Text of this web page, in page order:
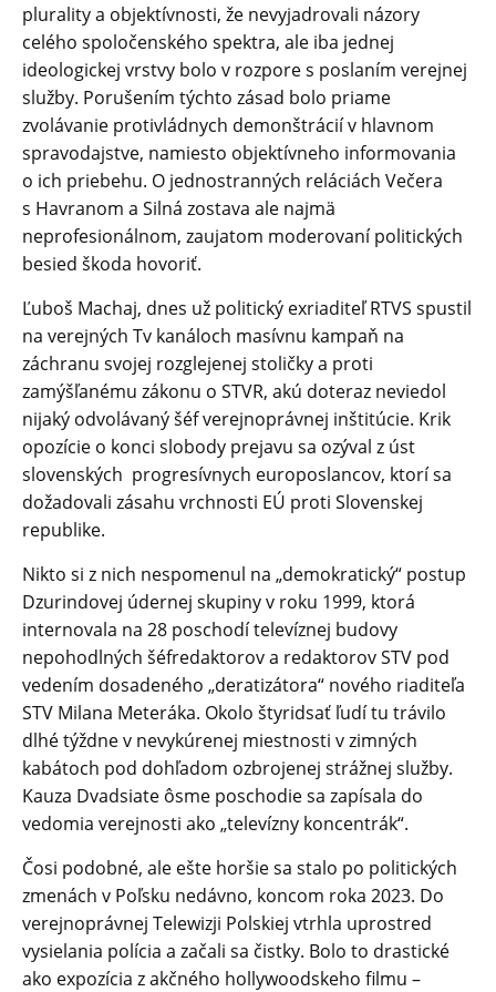
plurality a objektívnosti, že nevyjadrovali názory
celého spoločenského spektra, ale iba jednej
ideologickej vrstvy bolo v rozpore s poslaním verejnej
služby. Porušením týchto zásad bolo priame
zvolávanie protivládnych demonštrácií v hlavnom
spravodajstve, namiesto objektívneho informovania
o ich priebehu. O jednostranných reláciách Večera
s Havranom a Silná zostava ale najmä
neprofesionálnom, zaujatom moderovaní politických
besied škoda hovoriť.
Ľuboš Machaj, dnes už politický exriaditeľ RTVS spustil
na verejných Tv kanáloch masívnu kampaň na
záchranu svojej rozglejenej stoličky a proti
zamýšľanému zákonu o STVR, akú doteraz neviedol
nijaký odvolávaný šéf verejnoprávnej inštitúcie. Krik
opozície o konci slobody prejavu sa ozýval z úst
slovenských progresívnych europoslancov, ktorí sa
dožadovali zásahu vrchnosti EÚ proti Slovenskej
republike.
Nikto si z nich nespomenul na „demokratický“ postup
Dzurindovej údernej skupiny v roku 1999, ktorá
internovala na 28 poschodí televíznej budovy
nepohodlných šéfredaktorov a redaktorov STV pod
vedením dosadeného „deratizátora“ nového riaditeľa
STV Milana Meteráka. Okolo štyridsať ľudí tu trávilo
dlhé týždne v nevykúrenej miestnosti v zimných
kabátoch pod dohľadom ozbrojenej strážnej služby.
Kauza Dvadsiate ôsme poschodie sa zapísala do
vedomia verejnosti ako „televízny koncentrák“.
Čosi podobné, ale ešte horšie sa stalo po politických
zmenách v Poľsku nedávno, koncom roka 2023. Do
verejnoprávnej Telewizji Polskiej vtrhla uprostred
vysielania polícia a začali sa čistky. Bolo to drastické
ako expozícia z akčného hollywoodskeho filmu –